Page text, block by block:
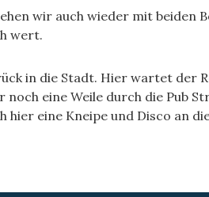
wir auch wieder mit beiden
wert.
in die Stadt. Hier wartet der
noch eine Weile durch die Pub
hier eine Kneipe und Disco an